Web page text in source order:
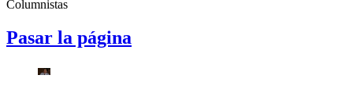
Columnistas
Pasar la página